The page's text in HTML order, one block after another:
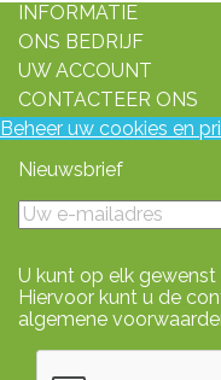
INFORMATIE
ONS BEDRIJF
UW ACCOUNT
CONTACTEER ONS
Beheer uw cookies en
Nieuwsbrief
U kunt op elk
Hiervoor kunt u de
algemene